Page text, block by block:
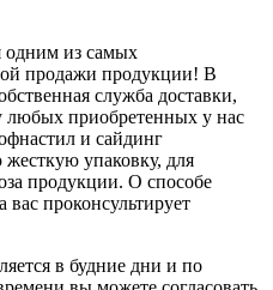
одним из самых
продажи продукции! В
служба доставки,
любых приобретенных у нас
и сайдинг
упаковку, для
продукции. О способе
вас проконсультирует
в будние дни и по